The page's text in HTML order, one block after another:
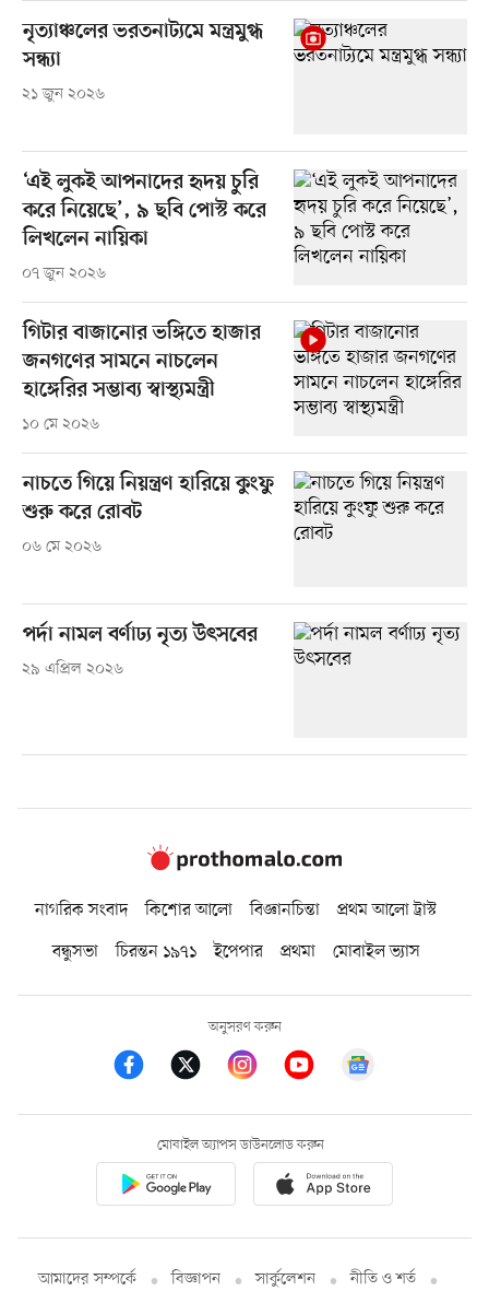
নৃত্যাঞ্চলের ভরতনাট্যমে মন্ত্রমুগ্ধ
সন্ধ্যা
২১ জুন ২০২৬
‘এই লুকই আপনাদের হৃদয় চুরি
করে নিয়েছে’, ৯ ছবি পোস্ট করে
লিখলেন নায়িকা
০৭ জুন ২০২৬
গিটার বাজানোর ভঙ্গিতে হাজার
জনগণের সামনে নাচলেন
হাঙ্গেরির সম্ভাব্য স্বাস্থ্যমন্ত্রী
১০ মে ২০২৬
নাচতে গিয়ে নিয়ন্ত্রণ হারিয়ে কুংফু
শুরু করে রোবট
০৬ মে ২০২৬
পর্দা নামল বর্ণাঢ্য নৃত্য উৎসবের
২৯ এপ্রিল ২০২৬
নাগরিক সংবাদ কিশোর আলো বিজ্ঞানচিন্তা
প্রথম আলো ট্রাস্ট
বন্ধুসভা
চিরন্তন ১৯৭১ ইপেপার প্রথমা মোবাইল ভ্যাস
অনুসরণ করুন
মোবাইল অ্যাপস ডাউনলোড করুন
আমাদের সম্পর্কে বিজ্ঞাপন সার্কুলেশন নীতি ও শর্ত